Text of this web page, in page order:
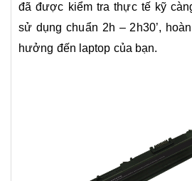
đã được kiểm tra thực tế kỹ
sử dụng chuẩn 2h – 2h30’,
hưởng đến laptop của bạn.